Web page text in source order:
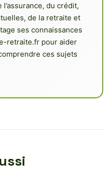
du crédit,
de la retraite et
ses connaissances
retraite.fr pour aider
ces sujets